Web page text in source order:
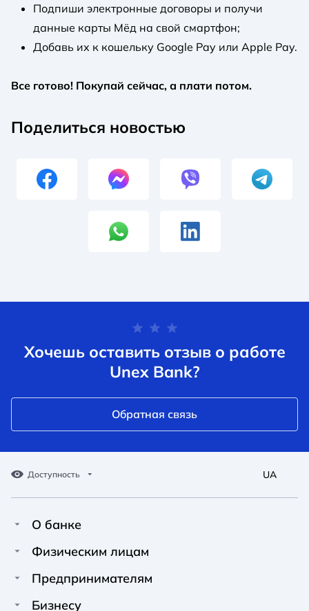
Подпиши электронные договоры и получи
данные карты Мёд на свой смартфон;
Добавь их к кошельку Google Pay или Apple Pay.
Все готово! Покупай сейчас, а плати потом.
Поделиться новостью
Хочешь оставить отзыв о работе
Unex Bank?
Обратная связь
Доступность
A A
Обычный
A A
Средний
A A
Большой
UA
О банке
Про Unex Bank
Физическим лицам
Кредиты
Предпринимателям
Финансирование
Бизнесу